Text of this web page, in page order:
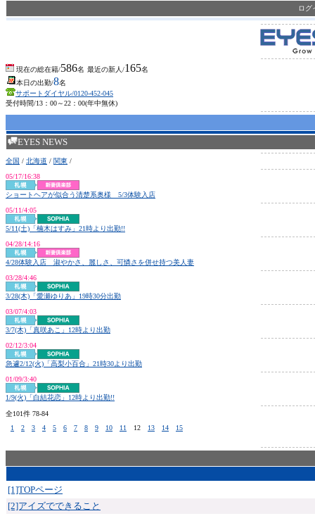
ロ
現在の総在籍/586名 最近の新人/165名
本日の出勤/8名
サポートダイヤル/0120-452-045
受付時間/13：00～22：00(年中無休)
EYES NEWS
全国 / 北海道 / 関東 /
05/17/16:38
ショートヘアが似合う清楚系奥様 5/3体験入店
05/11/4:05
5/11(土)「楠木はすみ」21時より出勤!!
04/28/14:16
4/28体験入店 淑やかさ、麗しさ、可憐さを併せ持つ美人妻
03/28/4:46
3/28(木)「愛瀬ゆりあ」19時30分出勤
03/07/4:03
3/7(木)「真咲あこ」12時より出勤
02/12/3:04
急遽2/12(火)「高梨小百合」21時30より出勤
01/09/3:40
1/9(火)「白結花恋」12時より出勤!!
全101件 78-84
1
2 3 4 5 6 7 8 9 10 11 12 13 14 15
[1]TOPページ
[2]アイズでできること